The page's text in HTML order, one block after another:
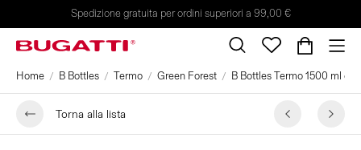
Spedizione gratuita per ordini superiori a 99,00 €
Home B Bottles Termo Green Forest B Bottles Termo 1500 ml
Torna alla lista